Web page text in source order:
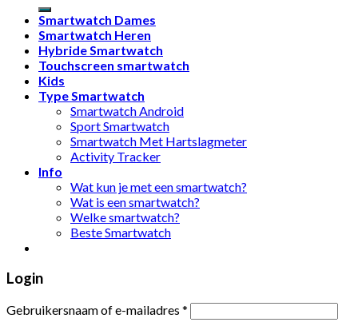
Smartwatch Dames
Smartwatch Heren
Hybride Smartwatch
Touchscreen smartwatch
Kids
Type Smartwatch
Smartwatch Android
Sport Smartwatch
Smartwatch Met Hartslagmeter
Activity Tracker
Info
Wat kun je met een smartwatch?
Wat is een smartwatch?
Welke smartwatch?
Beste Smartwatch
Login
Gebruikersnaam of e-mailadres *